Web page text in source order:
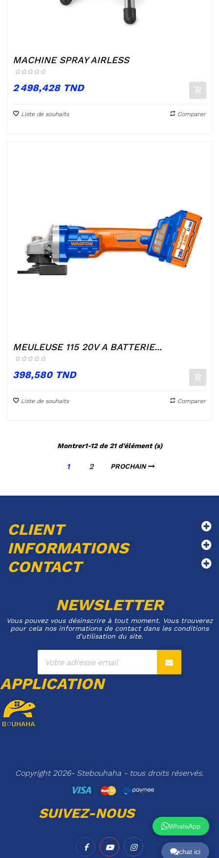
chat ici
WhatsApp
MACHINE SPRAY AIRLESS
Prix
2 498,428 TND
Liste de souhaits Comparer
MEULEUSE 115 20V A BATTERIE...
Prix
398,580 TND
Liste de souhaits Comparer
Montrer1-12 de 21 d'élément (s)
1 2 PROCHAIN
CLIENT
INFORMATIONS
CONTACT
NEWSLETTER
Vous pouvez vous désinscrire à tout moment. Vous trouverez
pour cela nos informations de contact dans les conditions
d'utilisation du site.
APPLICATION
Copyright 2026- Stebouhaha - tous droits réservés.
SUIVEZ-NOUS